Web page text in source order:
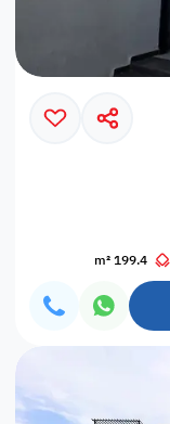
199.4 m²